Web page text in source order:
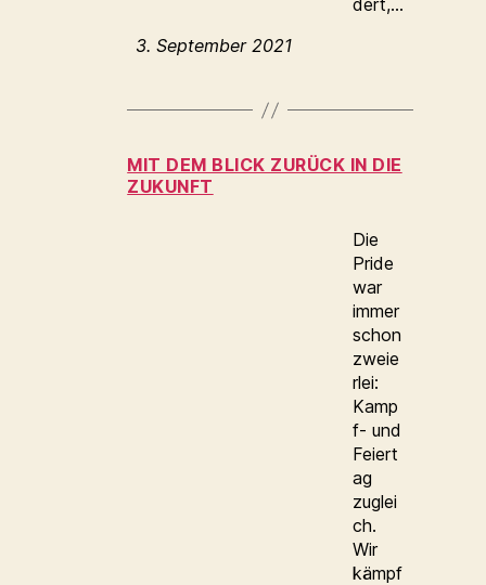
dert,…
3. September 2021
MIT DEM BLICK ZURÜCK IN DIE
ZUKUNFT
Die
Pride
war
immer
schon
zweie
rlei:
Kamp
f- und
Feiert
ag
zuglei
ch.
Wir
kämpf